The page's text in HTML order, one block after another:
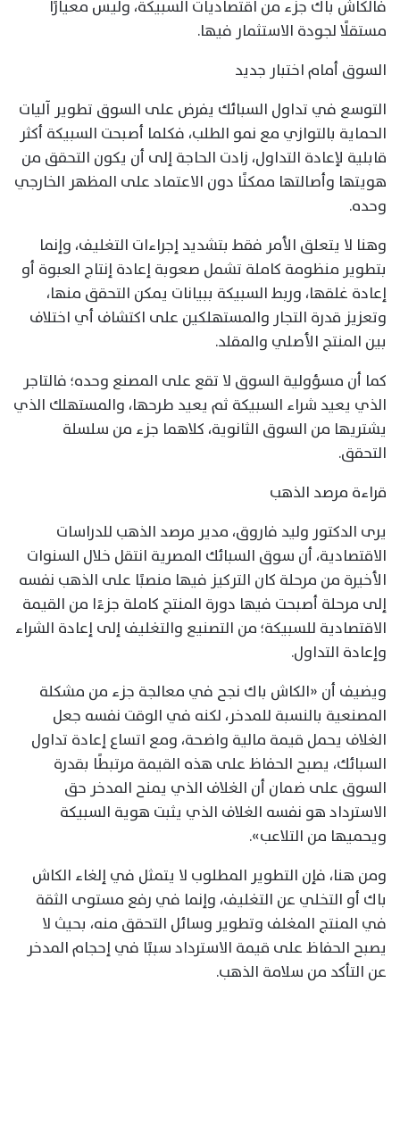
فالكاش باك جزء من اقتصاديات السبيكة، وليس معيارًا
مستقلًا لجودة الاستثمار فيها.
السوق أمام اختبار جديد
التوسع في تداول السبائك يفرض على السوق تطوير آليات
الحماية بالتوازي مع نمو الطلب، فكلما أصبحت السبيكة أكثر
قابلية لإعادة التداول، زادت الحاجة إلى أن يكون التحقق من
هويتها وأصالتها ممكنًا دون الاعتماد على المظهر الخارجي
وحده.
وهنا لا يتعلق الأمر فقط بتشديد إجراءات التغليف، وإنما
بتطوير منظومة كاملة تشمل صعوبة إعادة إنتاج العبوة أو
إعادة غلقها، وربط السبيكة ببيانات يمكن التحقق منها،
وتعزيز قدرة التجار والمستهلكين على اكتشاف أي اختلاف
بين المنتج الأصلي والمقلد.
كما أن مسؤولية السوق لا تقع على المصنع وحده؛ فالتاجر
الذي يعيد شراء السبيكة ثم يعيد طرحها، والمستهلك الذي
يشتريها من السوق الثانوية، كلاهما جزء من سلسلة
التحقق.
قراءة مرصد الذهب
يرى الدكتور وليد فاروق، مدير مرصد الذهب للدراسات
الاقتصادية، أن سوق السبائك المصرية انتقل خلال السنوات
الأخيرة من مرحلة كان التركيز فيها منصبًا على الذهب نفسه
إلى مرحلة أصبحت فيها دورة المنتج كاملة جزءًا من القيمة
الاقتصادية للسبيكة؛ من التصنيع والتغليف إلى إعادة الشراء
وإعادة التداول.
ويضيف أن «الكاش باك نجح في معالجة جزء من مشكلة
المصنعية بالنسبة للمدخر، لكنه في الوقت نفسه جعل
الغلاف يحمل قيمة مالية واضحة، ومع اتساع إعادة تداول
السبائك، يصبح الحفاظ على هذه القيمة مرتبطًا بقدرة
السوق على ضمان أن الغلاف الذي يمنح المدخر حق
الاسترداد هو نفسه الغلاف الذي يثبت هوية السبيكة
ويحميها من التلاعب».
ومن هنا، فإن التطوير المطلوب لا يتمثل في إلغاء الكاش
باك أو التخلي عن التغليف، وإنما في رفع مستوى الثقة
في المنتج المغلف وتطوير وسائل التحقق منه، بحيث لا
يصبح الحفاظ على قيمة الاسترداد سببًا في إحجام المدخر
عن التأكد من سلامة الذهب.